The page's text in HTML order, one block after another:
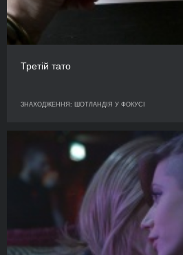
Третій тато
ЗНАХОДЖЕННЯ: ШОТЛАНДІЯ У ФОКУСІ